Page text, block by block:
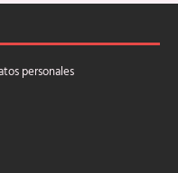
personales